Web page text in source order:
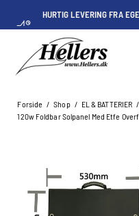
HURTIG LEVERING FRA
LAGER I KASTRUP
Forside / Shop / EL & BATTERIER /
120w Foldbar Solpanel Med Etfe